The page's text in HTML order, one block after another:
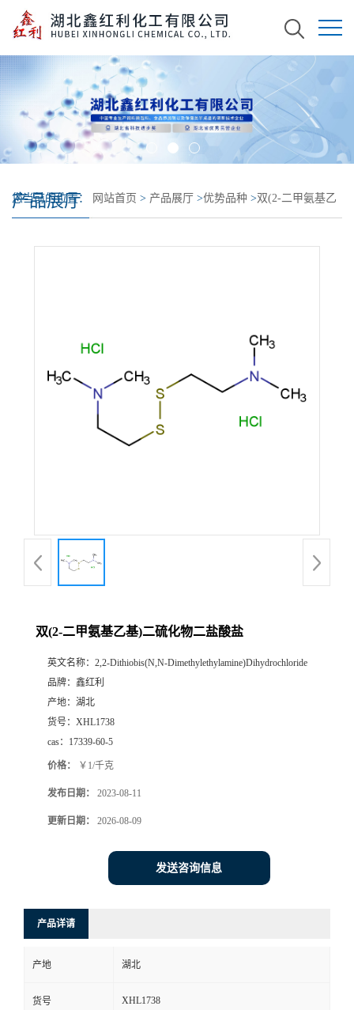
产品展厅
您当前的位置： 网站首页 > 产品展厅 >优势品种 >双(2-二甲氨基乙
双(2-二甲氨基乙基)二硫化物二盐酸盐
英文名称： 2,2-Dithiobis(N,N-Dimethylethylamine)Dihydrochloride
品牌： 鑫红利
产地： 湖北
货号： XHL1738
cas： 17339-60-5
价格： ￥1/千克
发布日期： 2023-08-11
更新日期： 2026-08-09
发送咨询信息
产品详请
产地 湖北
货号 XHL1738